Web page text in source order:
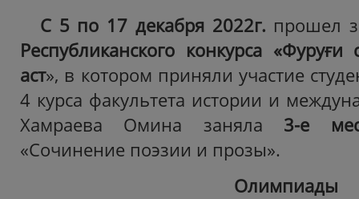
С 5 по 17 декабря 2022г. прошел
Республиканского конкурса
аст», в котором приняли участие
4 курса факультета истории и
Хамраева Омина заняла 3-е
«Сочинение поэзии и прозы».
Олимпиады